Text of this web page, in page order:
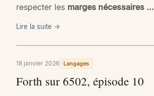
respecter les marges nécessaires …
Lire la suite →
18 janvier 2026 Langages
Forth sur 6502, épisode 10